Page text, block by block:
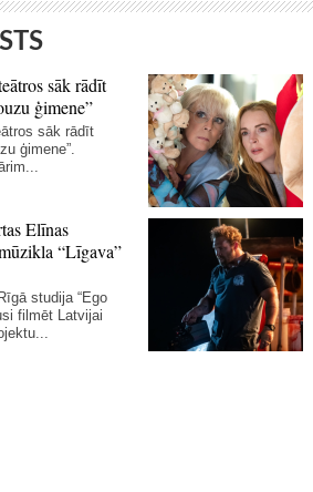
sāk rādīt
ģimene”
sāk rādīt
ģimene”.
Elīnas
“Līgava”
studija “Ego
filmēt Latvijai